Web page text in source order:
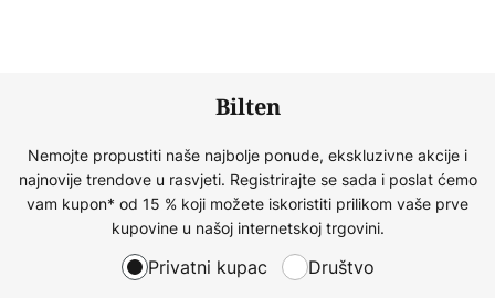
Bilten
Nemojte propustiti naše najbolje ponude, ekskluzivne akcije i
najnovije trendove u rasvjeti. Registrirajte se sada i poslat ćemo
vam kupon* od 15 % koji možete iskoristiti prilikom vaše prve
kupovine u našoj internetskoj trgovini.
Privatni kupac Društvo